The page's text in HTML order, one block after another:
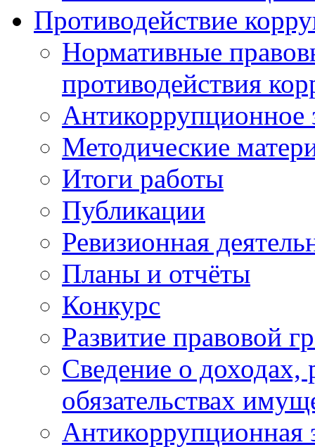
Противодействие
Нормативные
противодействия
Антикоррупционное
Методические
Итоги работы
Публикации
Ревизионная
Планы и отчёты
Конкурс
Развитие правовой
Сведение о доходах,
обязательствах
Антикоррупционная